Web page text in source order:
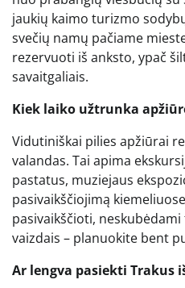
jaukių kaimo turizmo
svečių namų pačiame
rezervuoti iš anksto, ypač
savaitgaliais.
Kiek laiko užtrunka
Vidutiniškai pilies apžiūrai
valandas. Tai apima
pastatus, muziejaus
pasivaikščiojimą
pasivaikščioti,
vaizdais – planuokite bent
Ar lengva pasiekti Trakus